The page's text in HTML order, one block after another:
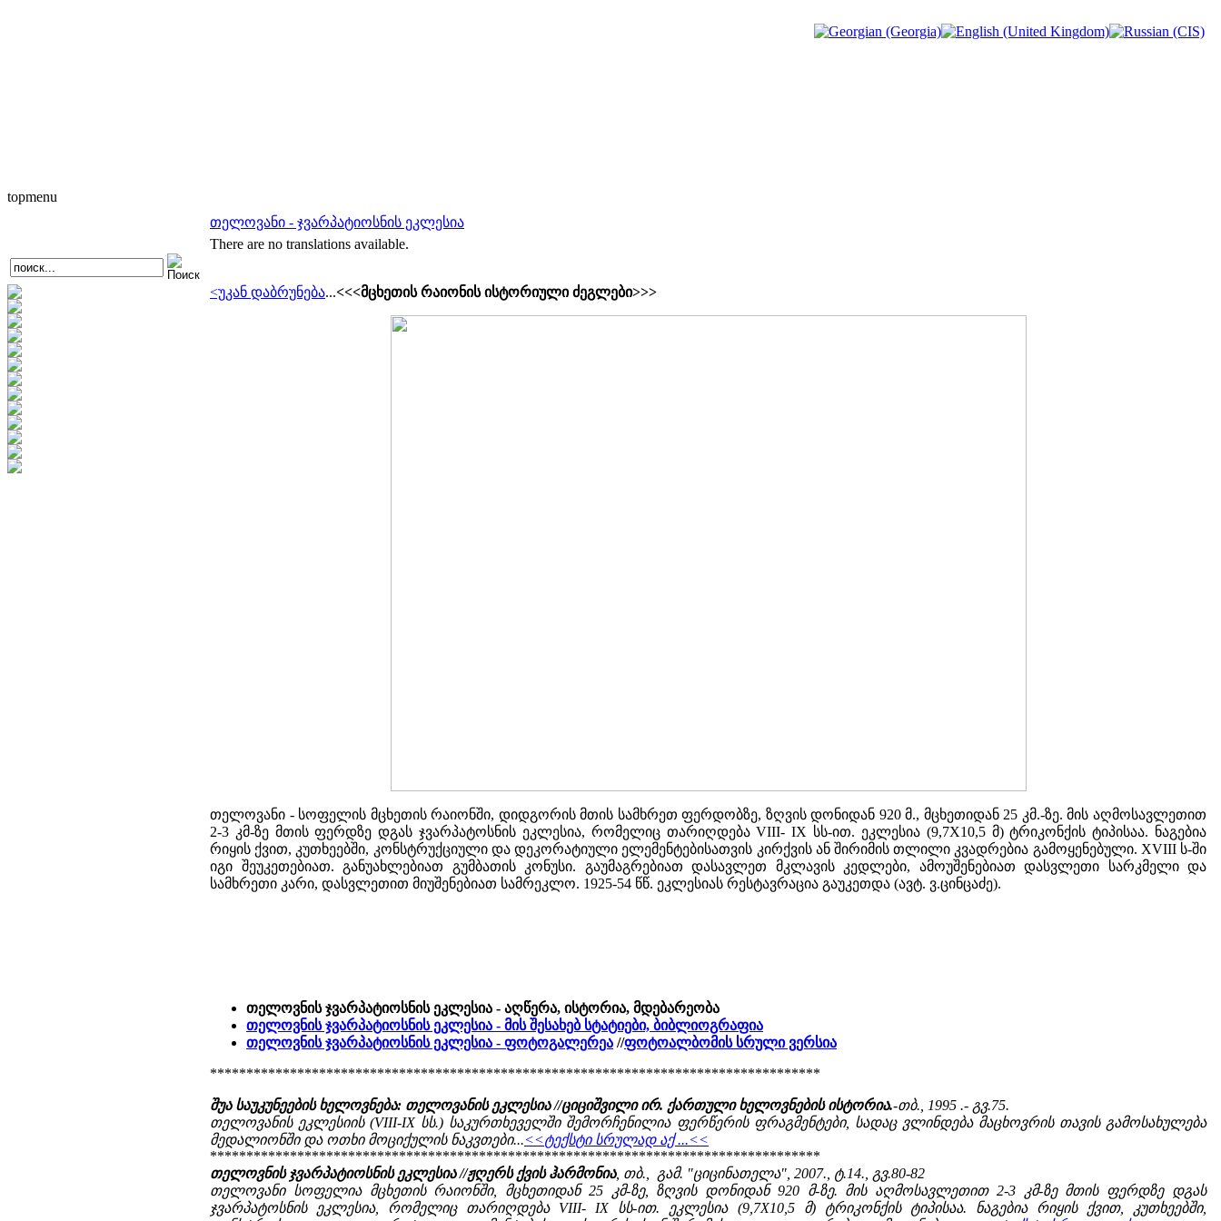
topmenu
თელოვანი - ჯვარპატიოსნის ეკლესია
There are no translations available.
<უკან დაბრუნება...<<<მცხეთის რაიონის ისტორიული ძეგლები>>>
თელოვანი - სოფელის მცხეთის რაიონში, დიდგორის მთის სამხრეთ ფერდობზე, ზღვის დონიდან 920 მ., მცხეთიდან 25 კმ.-ზე. მის აღმოსავლეთით
2-3 კმ-ზე მთის ფერდზე დგას ჯვარპატოსნის ეკლესია, რომელიც თარიღდება VIII- IX სს-ით. ეკლესია (9,7X10,5 მ) ტრიკონქის ტიპისაა. ნაგებია
რიყის ქვით, კუთხეებში, კონსტრუქციული და დეკორატიული ელემენტებისათვის კირქვის ან შირიმის თლილი კვადრებია გამოყენებული. XVIII ს-ში
იგი შეუკეთებიათ. განუახლებიათ გუმბათის კონუსი. გაუმაგრებიათ დასავლეთ მკლავის კედლები, ამოუშენებიათ დასვლეთი სარკმელი და
სამხრეთი კარი, დასვლეთით მიუშენებიათ სამრეკლო. 1925-54 წწ. ეკლესიას რესტავრაცია გაუკეთდა (ავტ. ვ.ცინცაძე).
თელოვნის ჯვარპატიოსნის ეკლესია - აღწერა, ისტორია, მდებარეობა
თელოვნის ჯვარპატიოსნის ეკლესია - მის შესახებ სტატიები, ბიბლიოგრაფია
თელოვნის ჯვარპატიოსნის ეკლესია - ფოტოგალერეა //ფოტოალბომის სრული ვერსია
************************************************************************************
შუა საუკუნეების ხელოვნება: თელოვანის ეკლესია //ციციშვილი ირ. ქართული ხელოვნების ისტორია.-თბ., 1995 .- გვ.75.
თელოვანის ეკლესიის (VIII-IX სს.) საკურთხეველში შემორჩენილია ფერწერის ფრაგმენტები, სადაც ვლინდება მაცხოვრის თავის გამოსახულება
მედალიონში და ოთხი მოციქულის ნაკვთები...<<ტექსტი სრულად აქ ...<<
************************************************************************************
თელოვნის ჯვარპატიოსნის ეკლესია //ჟღერს ქვის ჰარმონია, თბ., გამ. "ციცინათელა", 2007., ტ.14., გვ.80-82
თელოვანი სოფელია მცხეთის რაიონში, მცხეთიდან 25 კმ-ზე, ზღვის დონიდან 920 მ-ზე. მის აღმოსავლეთით 2-3 კმ-ზე მთის ფერდზე დგას
ჯვარპატოსნის ეკლესია, რომელიც თარიღდება VIII- IX სს-ით. ეკლესია (9,7X10,5 მ) ტრიკონქის ტიპისაა. ნაგებია რიყის ქვით, კუთხეებში,